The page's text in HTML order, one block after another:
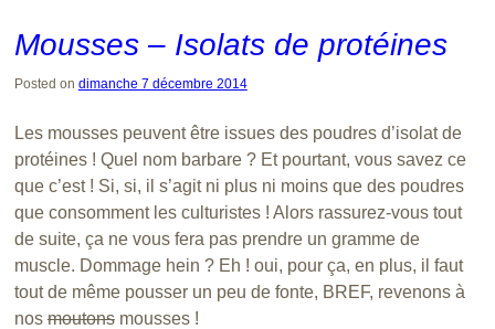
Mousses – Isolats de protéines
Posted on dimanche 7 décembre 2014
Les mousses peuvent être issues des poudres d’isolat de
protéines ! Quel nom barbare ? Et pourtant, vous savez ce
que c’est ! Si, si, il s’agit ni plus ni moins que des poudres
que consomment les culturistes ! Alors rassurez-vous tout
de suite, ça ne vous fera pas prendre un gramme de
muscle. Dommage hein ? Eh ! oui, pour ça, en plus, il faut
tout de même pousser un peu de fonte, BREF, revenons à
nosmoutonsmousses !